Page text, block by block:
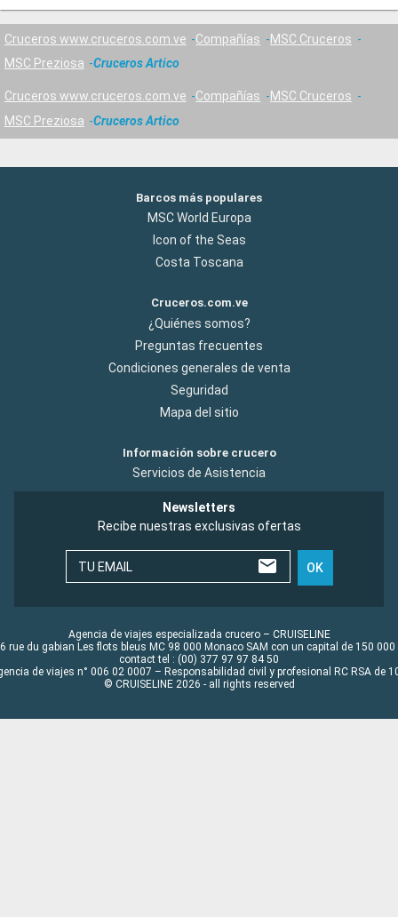
Cruceros www.cruceros.com.ve Compañías
MSC Cruceros
MSC Preziosa
Cruceros Artico
Cruceros www.cruceros.com.ve Compañías
MSC Cruceros
MSC Preziosa
Cruceros Artico
Barcos más populares
MSC World Europa
Icon of the Seas
Costa Toscana
Cruceros.com.ve
¿Quiénes somos?
Preguntas frecuentes
Condiciones generales de venta
Seguridad
Mapa del sitio
Información sobre crucero
Servicios de Asistencia
Newsletters
Recibe nuestras exclusivas ofertas
TU EMAIL OK
Agencia de viajes especializada crucero – CRUISELINE
rue du gabian Les flots bleus MC 98 000 Monaco SAM con un capital de 150 000
contact tel : (00) 377 97 97 84 50
de viajes n° 006 02 0007 – Responsabilidad civil y profesional RC RSA de
© CRUISELINE 2026 - all rights reserved